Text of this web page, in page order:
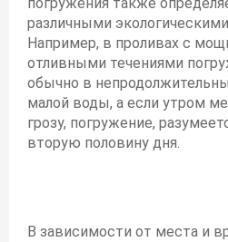
различными
Например, в проливах с
отливными течениями
обычно в
малой воды, а если утром
грозу, погружение,
вторую половину дня.
В зависимости от места и